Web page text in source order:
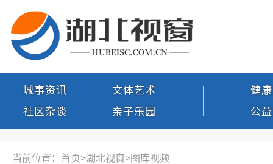
城事资讯
社区杂谈
文体艺术
亲子乐园
健
公
当前位置：首页>湖北视窗>图库视频